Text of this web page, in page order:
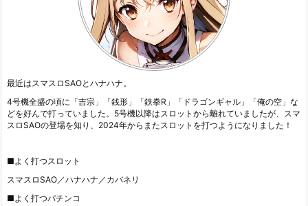
最近はスマスロSAOとハナハナ。
4号機全盛の頃に「吉宗」「銭形」「鉄拳R」「ドラゴンギャル」「俺の空」な
どを好んで打っていました。5号機以降はスロットから離れていましたが、スマ
スロSAOの登場を知り、2024年からまたスロットを打つようになりました！
■よく打つスロット
スマスロSAO／ハナハナ／カバネリ
■よく打つパチンコ